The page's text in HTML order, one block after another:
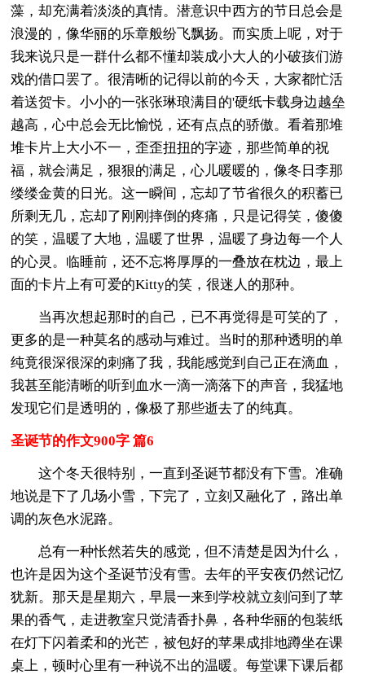
藻，却充满着淡淡的真情。潜意识中西方的节日总会是
浪漫的，像华丽的乐章般纷飞飘扬。而实质上呢，对于
我来说只是一群什么都不懂却装成小大人的小破孩们游
戏的借口罢了。很清晰的记得以前的今天，大家都忙活
着送贺卡。小小的一张张琳琅满目的'硬纸卡载身边越垒
越高，心中总会无比愉悦，还有点点的骄傲。看着那堆
堆卡片上大小不一，歪歪扭扭的字迹，那些简单的祝
福，就会满足，狠狠的满足，心儿暖暖的，像冬日李那
缕缕金黄的日光。这一瞬间，忘却了节省很久的积蓄已
所剩无几，忘却了刚刚摔倒的疼痛，只是记得笑，傻傻
的笑，温暖了大地，温暖了世界，温暖了身边每一个人
的心灵。临睡前，还不忘将厚厚的一叠放在枕边，最上
面的卡片上有可爱的Kitty的笑，很迷人的那种。
当再次想起那时的自己，已不再觉得是可笑的了，
更多的是一种莫名的感动与难过。当时的那种透明的单
纯竟很深很深的刺痛了我，我能感觉到自己正在滴血，
我甚至能清晰的听到血水一滴一滴落下的声音，我猛地
发现它们是透明的，像极了那些逝去了的纯真。
圣诞节的作文900字 篇6
这个冬天很特别，一直到圣诞节都没有下雪。准确
地说是下了几场小雪，下完了，立刻又融化了，路出单
调的灰色水泥路。
总有一种怅然若失的感觉，但不清楚是因为什么，
也许是因为这个圣诞节没有雪。去年的平安夜仍然记忆
犹新。那天是星期六，早晨一来到学校就立刻问到了苹
果的香气，走进教室只觉清香扑鼻，各种华丽的包装纸
在灯下闪着柔和的光芒，被包好的苹果成排地蹲坐在课
桌上，顿时心里有一种说不出的温暖。每堂课下课后都